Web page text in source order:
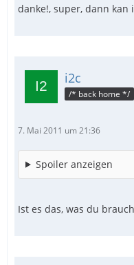
danke!, super, dann
i2c
/* back home */
7. Mai 2011 um 21:36
Spoiler anzeigen
Ist es das, was du